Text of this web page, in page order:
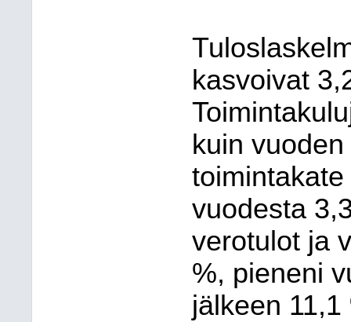
kasvoivat
kuin
vuodesta
verotulot ja
%, pieneni
jälkeen